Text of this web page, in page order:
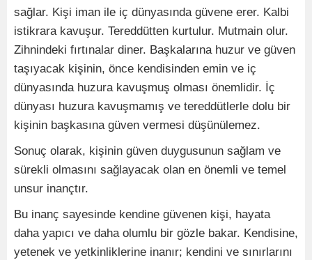
sağlar. Kişi iman ile iç dünyasında güvene erer. Kalbi
istikrara kavuşur. Tereddütten kurtulur. Mutmain olur.
Zihnindeki fırtınalar diner. Başkalarına huzur ve güven
taşıyacak kişinin, önce kendisinden emin ve iç
dünyasında huzura kavuşmuş olması önemlidir. İç
dünyası huzura kavuşmamış ve tereddütlerle dolu bir
kişinin başkasına güven vermesi düşünülemez.
Sonuç olarak, kişinin güven duygusunun sağlam ve
sürekli olmasını sağlayacak olan en önemli ve temel
unsur inançtır.
Bu inanç sayesinde kendine güvenen kişi, hayata
daha yapıcı ve daha olumlu bir gözle bakar. Kendisine,
yetenek ve yetkinliklerine inanır; kendini ve sınırlarını